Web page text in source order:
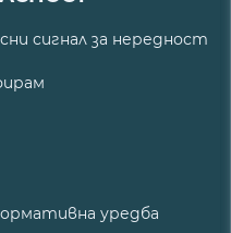
сигнал за нередност
уредба